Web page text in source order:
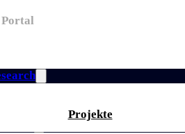
Portal
Projekte